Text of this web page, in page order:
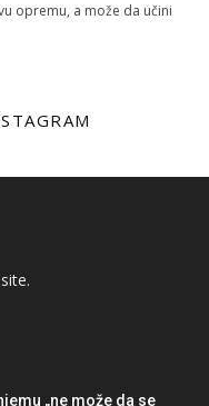
opremu, a može da učini
„ne može da se